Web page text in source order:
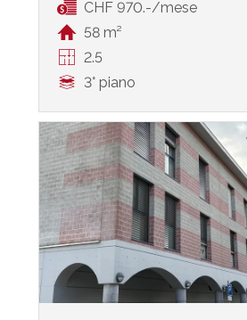
CHF 970.-/mese
58 m²
2.5
3° piano